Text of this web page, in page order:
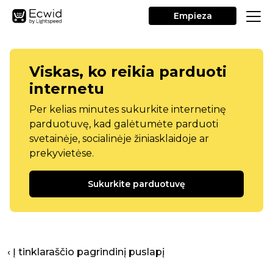
Empieza
Viskas, ko reikia parduoti
internetu
Per kelias minutes sukurkite internetinę
parduotuvę, kad galėtumėte parduoti
svetainėje, socialinėje žiniasklaidoje ar
prekyvietėse.
Sukurkite parduotuvę
‹ Į tinklaraščio pagrindinį puslapį